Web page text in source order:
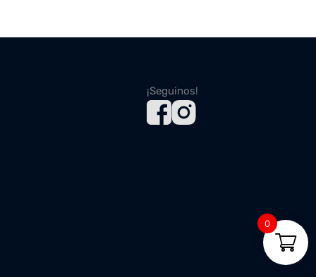
¡Seguinos!
0